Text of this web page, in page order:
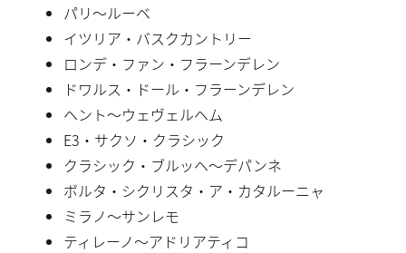
パリ〜ルーベ
イツリア・バスクカントリー
ロンデ・ファン・フラーンデレン
ドワルス・ドール・フラーンデレン
ヘント〜ウェヴェルヘム
E3・サクソ・クラシック
クラシック・ブルッヘ〜デパンネ
ボルタ・シクリスタ・ア・カタルーニャ
ミラノ〜サンレモ
ティレーノ〜アドリアティコ